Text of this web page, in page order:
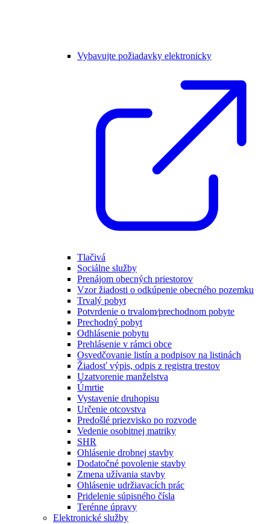
Vybavujte požiadavky elektronicky
Tlačivá
Sociálne služby
Prenájom obecných priestorov
Vzor žiadosti o odkúpenie obecného pozemku
Trvalý pobyt
Potvrdenie o trvalom⁄prechodnom pobyte
Prechodný pobyt
Odhlásenie pobytu
Prehlásenie v rámci obce
Osvedčovanie listín a podpisov na listinách
Žiadosť výpis, odpis z registra trestov
Uzatvorenie manželstva
Úmrtie
Vystavenie druhopisu
Určenie otcovstva
Predošlé priezvisko po rozvode
Vedenie osobitnej matriky
SHR
Ohlásenie drobnej stavby
Dodatočné povolenie stavby
Zmena užívania stavby
Ohlásenie udržiavacích prác
Pridelenie súpisného čísla
Terénne úpravy
Elektronické služby